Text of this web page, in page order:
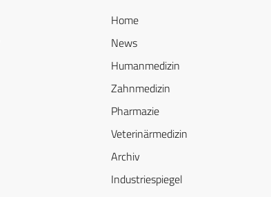
Home
News
Humanmedizin
Zahnmedizin
Pharmazie
Veterinärmedizin
Archiv
Industriespiegel